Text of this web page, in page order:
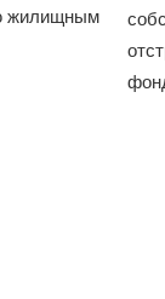
жилищным